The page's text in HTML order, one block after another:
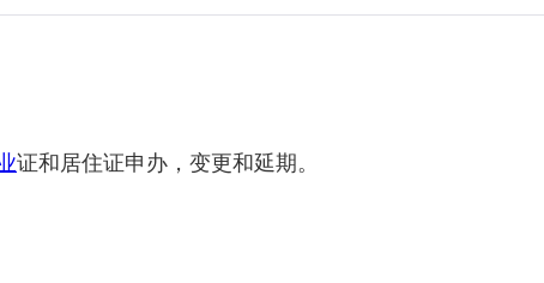
证和居住证申办，变更和延期。